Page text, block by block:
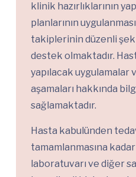
klinik hazırlıklarının
planlarının
takiplerinin düzenli
destek olmaktadır.
yapılacak uygulamalar
aşamaları hakkında
sağlamaktadır.
Hasta kabulünden
tamamlanmasına
laboratuvarı ve diğer